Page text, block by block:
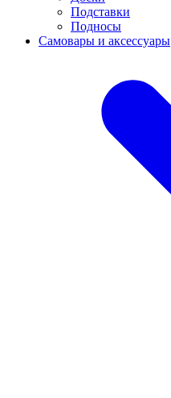
Подставки
Подносы
Самовары и аксессуары